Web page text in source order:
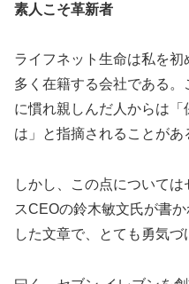
素人こそ革新者
ライフネット生命は私を
多く在籍する会社である
に慣れ親しんだ人からは
は」と指摘されることがあ
しかし、この点について
スCEOの鈴木敏文氏が書
した文章で、とても勇気づ